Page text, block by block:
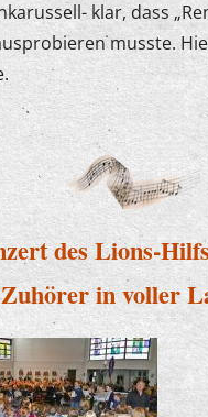
klar, dass
musste.
Auch Raupen
des Lions-
in voller